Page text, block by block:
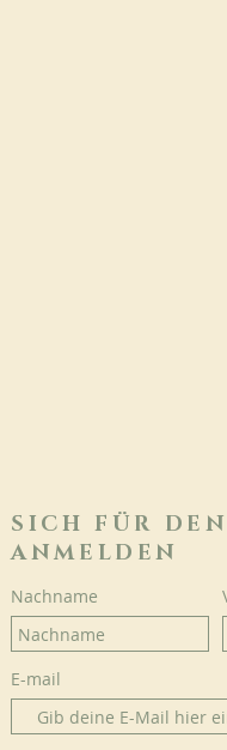
SICH FÜR
ANMELDEN
Nachname
E-mail